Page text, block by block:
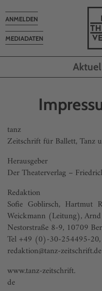
MEDIADATEN
Toggle
navigation
ANMELDEN
tanz
Zeitschrift für Ballett, Tanz
Herausgeber
Der Theaterverlag –
Redaktion
Sofie Goblirsch, Hartmut
Weickmann (Leitung), Arnd
Nestorstraße 8-9, 10709
Tel +49 (0)-30-254495-
redaktion@tanz-zeitschrift.de
www.tanz-zeitschrift.
de